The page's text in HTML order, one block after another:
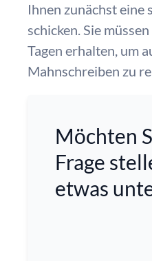
Ihnen zunächst
schicken. Sie
Tagen erhalten, um
Mahnschreiben zu
Möchten
Frage
etwas